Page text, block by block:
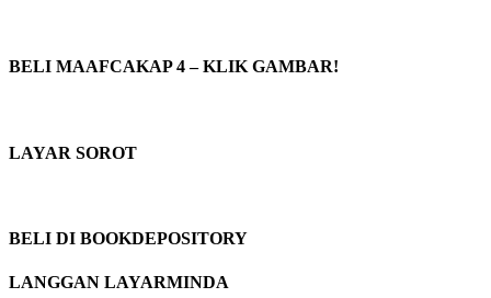
BELI MAAFCAKAP 4 – KLIK GAMBAR!
LAYAR SOROT
BELI DI BOOKDEPOSITORY
LANGGAN LAYARMINDA